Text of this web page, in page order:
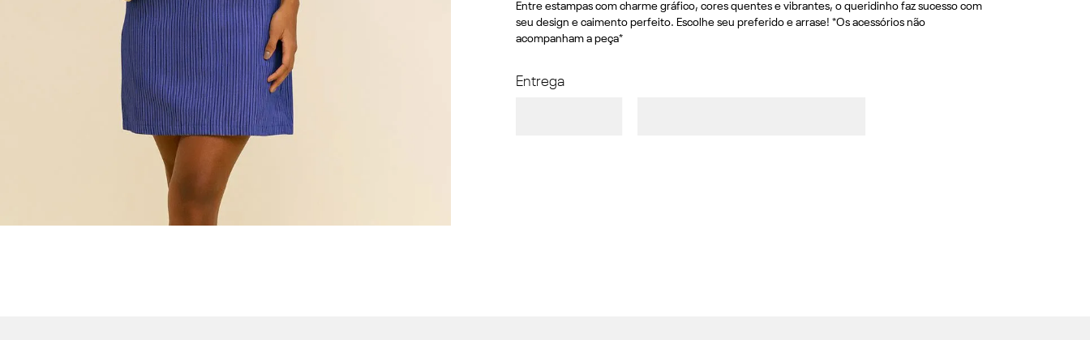
Entre estampas com charme gráfico, cores quentes e vibrantes, o queridinho faz sucesso com
seu design e caimento perfeito. Escolhe seu preferido e arrase! *Os acessórios não
acompanham a peça*
Entrega